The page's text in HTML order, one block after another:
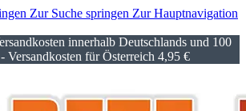
Zur Suche springen Zur Hauptnavigation
innerhalb Deutschlands und 100
Versandkosten für Österreich 4,95 €